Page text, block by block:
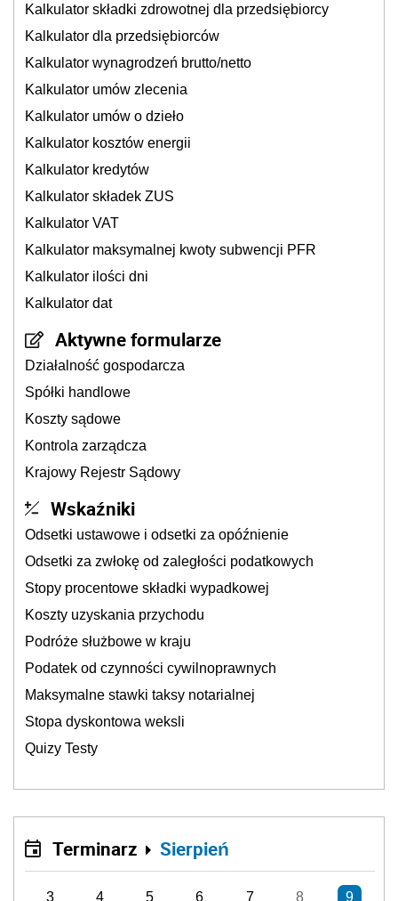
Kalkulator składki zdrowotnej dla przedsiębiorcy
Kalkulator dla przedsiębiorców
Kalkulator wynagrodzeń brutto/netto
Kalkulator umów zlecenia
Kalkulator umów o dzieło
Kalkulator kosztów energii
Kalkulator kredytów
Kalkulator składek ZUS
Kalkulator VAT
Kalkulator maksymalnej kwoty subwencji PFR
Kalkulator ilości dni
Kalkulator dat
Aktywne formularze
Działalność gospodarcza
Spółki handlowe
Koszty sądowe
Kontrola zarządcza
Krajowy Rejestr Sądowy
Wskaźniki
Odsetki ustawowe i odsetki za opóźnienie
Odsetki za zwłokę od zaległości podatkowych
Stopy procentowe składki wypadkowej
Koszty uzyskania przychodu
Podróże służbowe w kraju
Podatek od czynności cywilnoprawnych
Maksymalne stawki taksy notarialnej
Stopa dyskontowa weksli
Quizy Testy
Terminarz Sierpień
3 4 5 6 7 8 9